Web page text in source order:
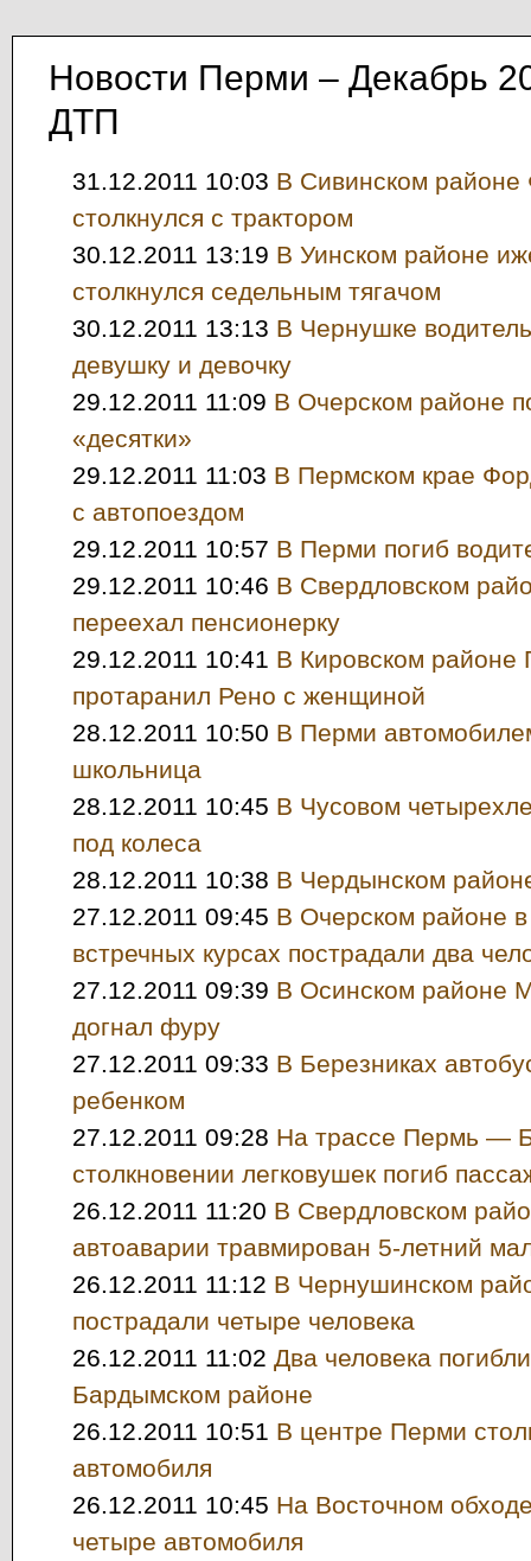
Новости Перми – Декабрь
ДТП
31.12.2011 10:03 В Сивинском районе
столкнулся с трактором
30.12.2011 13:19 В Уинском районе
столкнулся седельным тягачом
30.12.2011 13:13 В Чернушке
девушку и девочку
29.12.2011 11:09 В Очерском районе
«десятки»
29.12.2011 11:03 В Пермском крае
с автопоездом
29.12.2011 10:57 В Перми погиб
29.12.2011 10:46 В Свердловском
переехал пенсионерку
29.12.2011 10:41 В Кировском районе
протаранил Рено с женщиной
28.12.2011 10:50 В Перми
школьница
28.12.2011 10:45 В Чусовом
под колеса
28.12.2011 10:38 В Чердынском
27.12.2011 09:45 В Очерском районе
встречных курсах пострадали два
27.12.2011 09:39 В Осинском районе
догнал фуру
27.12.2011 09:33 В Березниках
ребенком
27.12.2011 09:28 На трассе Пермь —
столкновении легковушек погиб
26.12.2011 11:20 В Свердловском
автоаварии травмирован 5-летний
26.12.2011 11:12 В Чернушинском
пострадали четыре человека
26.12.2011 11:02 Два человека
Бардымском районе
26.12.2011 10:51 В центре Перми
автомобиля
26.12.2011 10:45 На Восточном
четыре автомобиля